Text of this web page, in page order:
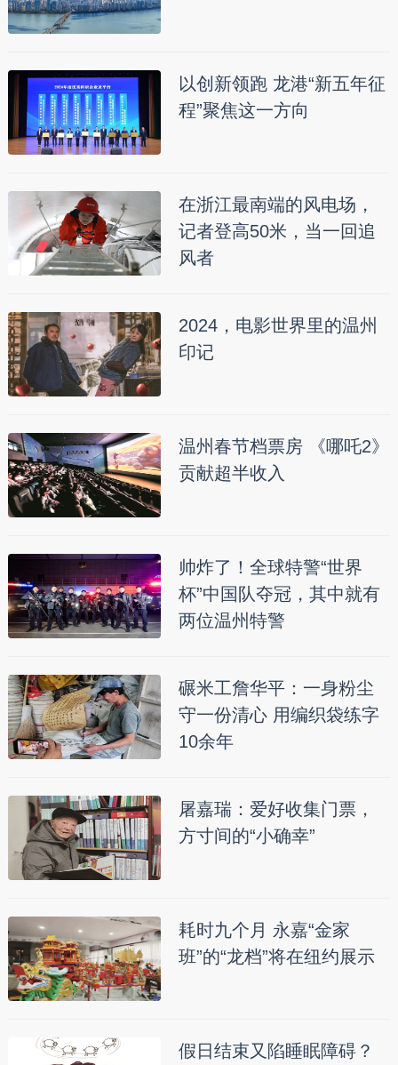
以创新领跑 龙港“新五年征
程”聚焦这一方向
在浙江最南端的风电场，
记者登高50米，当一回追
风者
2024，电影世界里的温州
印记
温州春节档票房 《哪吒2》
贡献超半收入
帅炸了！全球特警“世界
杯”中国队夺冠，其中就有
两位温州特警
碾米工詹华平：一身粉尘
守一份清心 用编织袋练字
10余年
屠嘉瑞：爱好收集门票，
方寸间的“小确幸”
耗时九个月 永嘉“金家
班”的“龙档”将在纽约展示
假日结束又陷睡眠障碍？